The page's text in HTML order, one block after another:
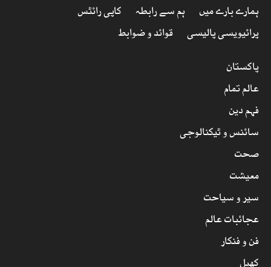
ہمارے بارے میں ہم سے رابطہ
کاپی رائٹس
پرائیویسی پالیسی
قوائد و ضوابط
پاکستان
عالم تمام
فہم دین
سائنس و ٹیکنالوجی
صحت
معیشت
سیر و سیاحت
عجائبات عالم
فن و فنکار